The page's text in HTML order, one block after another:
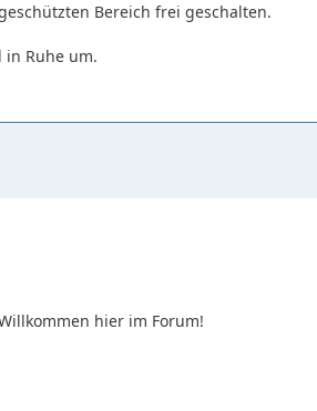
Bereich frei geschalten.
in Ruhe um.
hier im Forum!